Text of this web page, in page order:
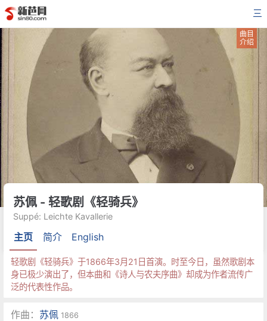
三
曲目
介绍
苏佩 - 轻歌剧《轻骑兵》
Suppé: Leichte Kavallerie
主页 简介 English
轻歌剧《轻骑兵》于1866年3月21日首演。时至今日，虽然歌剧本
身已极少演出了，但本曲和《诗人与农夫序曲》却成为作者流传广
泛的代表性作品。
作曲： 苏佩 1866